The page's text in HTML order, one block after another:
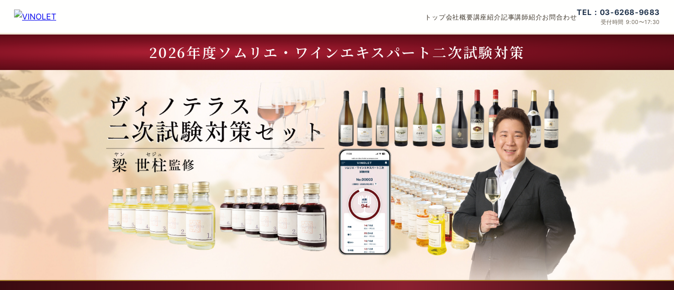
トップ会社概要講座紹介記事講師紹介お問合わせTEL：03-6268-9683
受付時間 9:00〜17:30
2026年度ソムリエ・ワインエキスパート二次試験対策